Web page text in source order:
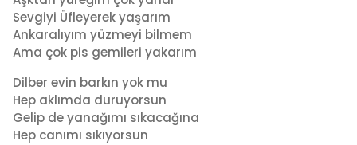
Sevgiyi Üfleyerek yaşarım
Ankaralıyım yüzmeyi bilmem
Ama çok pis gemileri yakarım
Dilber evin barkın yok mu
Hep aklımda duruyorsun
Gelip de yanağımı sıkacağına
Hep canımı sıkıyorsun